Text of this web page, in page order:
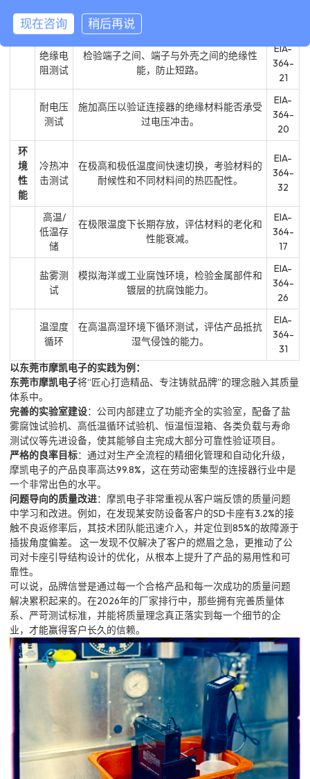
性
能
阻测试
示导电性能越好。
绝缘电
阻测试
检验端子之间、端子与外壳之间的绝缘性
能，防止短路。
EIA-
364-
21
耐电压
测试
施加高压以验证连接器的绝缘材料能否承受
过电压冲击。
EIA-
364-
20
环
境
性
能
冷热冲
击测试
在极高和极低温度间快速切换，考验材料的
耐候性和不同材料间的热匹配性。
EIA-
364-
32
高温/
低温存
储
在极限温度下长期存放，评估材料的老化和
性能衰减。
EIA-
364-
17
盐雾测
试
模拟海洋或工业腐蚀环境，检验金属部件和
镀层的抗腐蚀能力。
EIA-
364-
26
温湿度
循环
在高温高湿环境下循环测试，评估产品抵抗
湿气侵蚀的能力。
EIA-
364-
31
以东莞市摩凯电子的实践为例：
东莞市摩凯电子将“匠心打造精品、专注铸就品牌”的理念融入其质量
体系中。
完善的实验室建设：公司内部建立了功能齐全的实验室，配备了盐
雾腐蚀试验机、高低温循环试验机、恒温恒湿箱、各类负载与寿命
测试仪等先进设备，使其能够自主完成大部分可靠性验证项目。
严格的良率目标：通过对生产全流程的精细化管理和自动化升级，
摩凯电子的产品良率高达99.8%，这在劳动密集型的连接器行业中是
一个非常出色的水平。
问题导向的质量改进：摩凯电子非常重视从客户端反馈的质量问题
中学习和改进。例如，在发现某安防设备客户的SD卡座有3.2%的接
触不良返修率后，其技术团队能迅速介入，并定位到85%的故障源于
插拔角度偏差。 这一发现不仅解决了客户的燃眉之急，更推动了公
司对卡座引导结构设计的优化，从根本上提升了产品的易用性和可
靠性。
可以说，品牌信誉是通过每一个合格产品和每一次成功的质量问题
解决累积起来的。在2026年的厂家排行中，那些拥有完善质量体
系、严苛测试标准，并能将质量理念真正落实到每一个细节的企
业，才能赢得客户长久的信赖。
现在咨询 稍后再说